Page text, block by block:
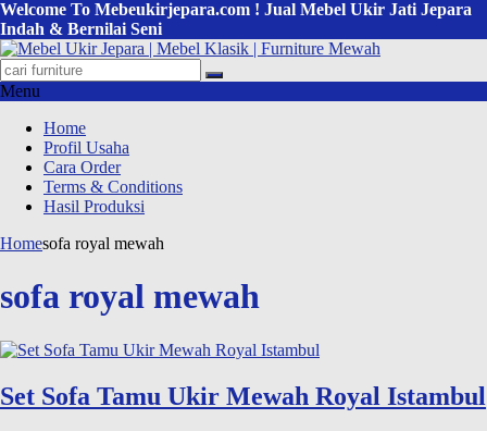
Welcome To Mebeukirjepara.com ! Jual Mebel Ukir Jati Jepara
Indah & Bernilai Seni
Menu
Home
Profil Usaha
Cara Order
Terms & Conditions
Hasil Produksi
Homesofa royal mewah
sofa royal mewah
Set Sofa Tamu Ukir Mewah Royal Istambul